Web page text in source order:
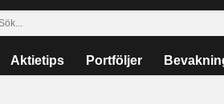
Aktietips Portföljer